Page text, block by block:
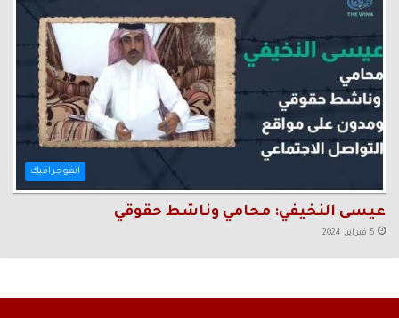
انفوجرافيك
عيسى النخيفي: محامي وناشط حقوقي
5 فبراير، 2024